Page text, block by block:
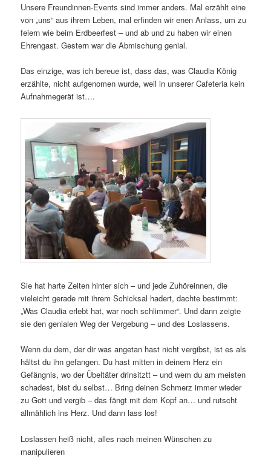
Unsere Freundinnen-Events sind immer anders. Mal erzählt eine
von „uns“ aus ihrem Leben, mal erfinden wir enen Anlass, um zu
feiern wie beim Erdbeerfest – und ab und zu haben wir einen
Ehrengast. Gestern war die Abmischung genial.
Das einzige, was ich bereue ist, dass das, was Claudia König
erzählte, nicht aufgenomen wurde, weil in unserer Cafeteria kein
Aufnahmegerät ist….
Sie hat harte Zeiten hinter sich – und jede Zuhöreinnen, die
vieleicht gerade mit ihrem Schicksal hadert, dachte bestimmt:
„Was Claudia erlebt hat, war noch schlimmer“. Und dann zeigte
sie den genialen Weg der Vergebung – und des Loslassens.
Wenn du dem, der dir was angetan hast nicht vergibst, ist es als
hältst du ihn gefangen. Du hast mitten in deinem Herz ein
Gefängnis, wo der Übeltäter drinsitztt – und wem du am meisten
schadest, bist du selbst… Bring deinen Schmerz immer wieder
zu Gott und vergib – das fängt mit dem Kopf an… und rutscht
allmählich ins Herz. Und dann lass los!
Loslassen heiß nicht, alles nach meinen Wünschen zu
manipulieren